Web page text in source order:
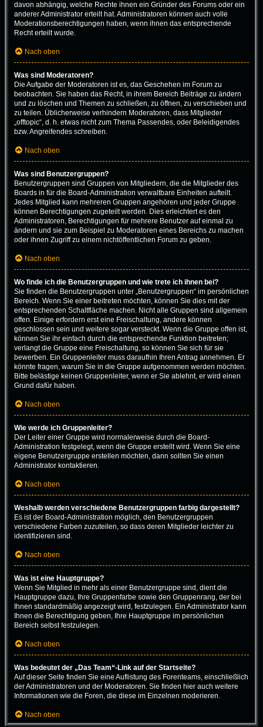
davon abhängig, welche Rechte ihnen ein Gründer des Forums oder ein
anderer Administrator erteilt hat. Administratoren können auch volle
Moderationsberechtigungen haben, wenn ihnen das entsprechende
Recht erteilt wurde.
Nach oben
Was sind Moderatoren?
Die Aufgabe der Moderatoren ist es, das Geschehen im Forum zu
beobachten. Sie haben das Recht, in ihrem Bereich Beiträge zu ändern
und zu löschen und Themen zu schließen, zu öffnen, zu verschieben und
zu teilen. Üblicherweise verhindern Moderatoren, dass Mitglieder
„offtopic“, d. h. etwas nicht zum Thema Passendes, oder Beleidigendes
bzw. Angreifendes schreiben.
Nach oben
Was sind Benutzergruppen?
Benutzergruppen sind Gruppen von Mitgliedern, die die Mitglieder des
Boards in für die Board-Administration verwaltbare Einheiten aufteilt.
Jedes Mitglied kann mehreren Gruppen angehören und jeder Gruppe
können Berechtigungen zugeteilt werden. Dies erleichtert es den
Administratoren, Berechtigungen für mehrere Benutzer auf einmal zu
ändern und sie zum Beispiel zu Moderatoren eines Bereichs zu machen
oder ihnen Zugriff zu einem nichtöffentlichen Forum zu geben.
Nach oben
Wo finde ich die Benutzergruppen und wie trete ich ihnen bei?
Sie finden die Benutzergruppen unter „Benutzergruppen“ im persönlichen
Bereich. Wenn Sie einer beitreten möchten, können Sie dies mit der
entsprechenden Schaltfläche machen. Nicht alle Gruppen sind allgemein
offen. Einige erfordern erst eine Freischaltung, andere können
geschlossen sein und weitere sogar versteckt. Wenn die Gruppe offen ist,
können Sie ihr einfach durch die entsprechende Funktion beitreten;
verlangt die Gruppe eine Freischaltung, so können Sie sich für sie
bewerben. Ein Gruppenleiter muss daraufhin Ihren Antrag annehmen. Er
könnte fragen, warum Sie in die Gruppe aufgenommen werden möchten.
Bitte belästige keinen Gruppenleiter, wenn er Sie ablehnt, er wird einen
Grund dafür haben.
Nach oben
Wie werde ich Gruppenleiter?
Der Leiter einer Gruppe wird normalerweise durch die Board-
Administration festgelegt, wenn die Gruppe erstellt wird. Wenn Sie eine
eigene Benutzergruppe erstellen möchten, dann sollten Sie einen
Administrator kontaktieren.
Nach oben
Weshalb werden verschiedene Benutzergruppen farbig dargestellt?
Es ist der Board-Administration möglich, den Benutzergruppen
verschiedene Farben zuzuteilen, so dass deren Mitglieder leichter zu
identifizieren sind.
Nach oben
Was ist eine Hauptgruppe?
Wenn Sie Mitglied in mehr als einer Benutzergruppe sind, dient die
Hauptgruppe dazu, Ihre Gruppenfarbe sowie den Gruppenrang, der bei
Ihnen standardmäßig angezeigt wird, festzulegen. Ein Administrator kann
Ihnen die Berechtigung geben, Ihre Hauptgruppe im persönlichen
Bereich selbst festzulegen.
Nach oben
Was bedeutet der „Das Team“-Link auf der Startseite?
Auf dieser Seite finden Sie eine Auflistung des Forenteams, einschließlich
der Administratoren und der Moderatoren. Sie finden hier auch weitere
Informationen wie die Foren, die diese im Einzelnen moderieren.
Nach oben